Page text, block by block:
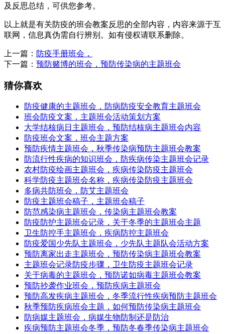
及反思总结，可供您参考。
以上就是有关防疫的班会教案反思的全部内容，内容来源于互
联网，信息真伪需自行辨别。如有侵权请联系删除。
上一篇： 防疫手册班会，
下一篇： 预防赌博的班会，预防传染病的主题班会
猜你喜欢
防疫健康的主题班会，防病防疫安全教育主题班会
班会防疫文案，主题班会活动策划方案
大学结核病日主题班会，预防结核病主题班会内容
防疫班会文案，班会主题方案
预防疾情主题班会，秋季传染病预防主题班会教案
防流行性疾病的知识班会，防疾病传染主题班会记录
农村防疫绘画主题班会，疾病传染防疫主题班会
科学防疫主题班会名称，疾病传染防疫主题班会
多病共防班会，防艾主题班会
防疫主题班会稿子，主题班会稿子
防范感染病主题班会，传染病主题班会教案
防疫防护主题班会记录，关于冬季的主题班会主题
卫生防控手主题班会，疾病防控主题班会
防疫爱国少先队主题班会，少先队主题队会活动方案
预防离家出走主题班会，预防传染病主题班会教案
主题班会记录防疫步骤，卫生防疫主题班会记录
关于病毒的主题班会，预防诺如病毒主题班会教案
预防抄袭作业班会，预防疾病主题班会
预防高发疾病主题班会，冬季流行性疾病预防主题班会
秋季预防疾病班会主题，如何预防传染病主题班会
防病媒主题班会，病媒生物防制还是防治
疾病预防主题班会冬季，预防冬春季传染病主题班会